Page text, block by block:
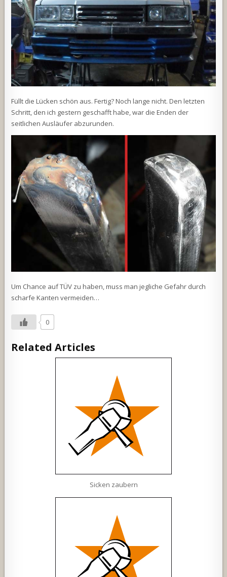
Füllt die Lücken schön aus. Fertig? Noch lange nicht. Den letzten
Schritt, den ich gestern geschafft habe, war die Enden der
seitlichen Ausläufer abzurunden.
Um Chance auf TÜV zu haben, muss man jegliche Gefahr durch
scharfe Kanten vermeiden…
0
Related Articles
Sicken zaubern